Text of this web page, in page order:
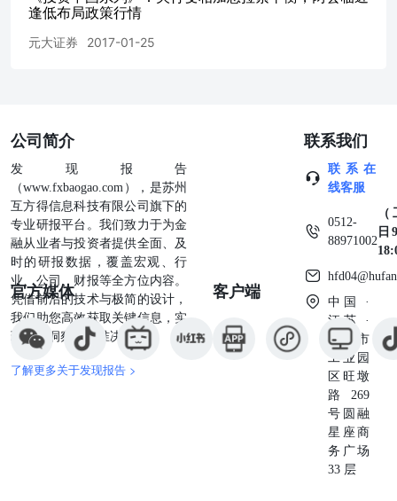
逢低布局政策行情
元大证券 2017-01-25
公司简介
发现报告
（www.fxbaogao.com），是苏州
互方得信息科技有限公司旗下的
专业研报平台。我们致力于为金
融从业者与投资者提供全面、及
时的研报数据，覆盖宏观、行
业、公司、财报等全方位内容。
凭借前沿的技术与极简的设计，
我们助您高效获取关键信息，实
现深度洞察与精准决策。
了解更多关于发现报告 >
官方媒体 客户端
联系我们
联系在
线客服
0512-
88971002
日
中国 ·
江苏 ·
苏州市
工业园
区旺墩
路269
号圆融
星座商
务广场
33 层